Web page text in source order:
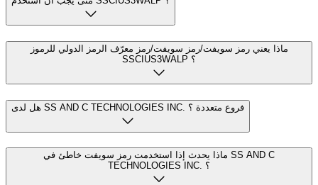
ماذا يعني رمز سويفت/رمز سويفت/رمز معرّف الرمز الدولي للرموز
SSCIUS3WALP ؟
هل لدى SS AND C TECHNOLOGIES INC. فروع متعددة ؟
ماذا يحدث إذا استخدمت رمز سويفت خاطئ في SS AND C
TECHNOLOGIES INC. ؟